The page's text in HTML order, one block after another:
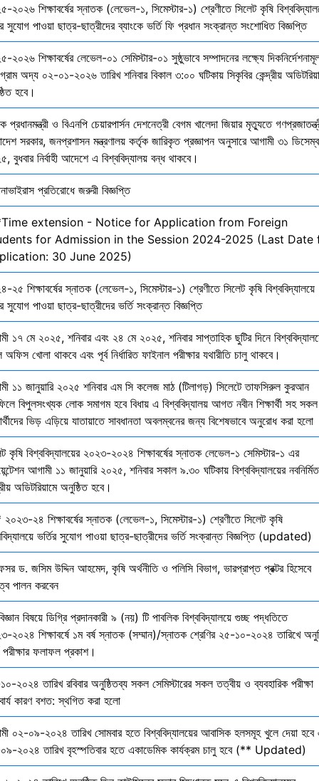
২০২৬ শিক্ষাবর্ষের স্নাতক (লেভেল-১, সিমেস্টার-১) শ্রেণীতে সিলেট কৃষি
সুযোগ পাওয়া ছাত্র-ছাত্রীদের ব্যাংকে ভর্তি ফি প্রধান সংক্রান্ত সংশোধিত বিজ্ঞপ্তি
২০২৬ শিক্ষাবর্ষের লেভেল-০১ সেমিস্টার-০১ সুষ্ঠুভাবে সম্পাদনের লক্ষ্যে
অদ্য ০২-০১-২০২৬ তারিখ শনিবার বিকাল ৩:০০ ঘটিকায় সিকৃবির কেন্দ্রীয়
হবে।
প্রধানমন্ত্রী ও বিএনপি চেয়ারপার্সন দেশনেত্রী বেগম খালেদা জিয়ার মৃত্যুতে
সরকার, জনপ্রশাসন মন্ত্রণালয় কর্তৃক জারিকৃত প্রজ্ঞাপন অনুসারে আগামী ৩১
বুধবার নির্বাহী আদেশে এ বিশ্ববিদ্যালয় বন্ধ থাকবে।
প্রতিরোধে জরুরী বিজ্ঞপ্তি
extension - Notice for Application from Foreign
for Admission in the Session 2024-2025 (Last Date
30 June 2025)
২৫ শিক্ষাবর্ষের স্নাতক (লেভেল-১, সিমেস্টার-১) শ্রেণীতে সিলেট কৃষি বিশ্ববিদ্যালয়ে
সুযোগ পাওয়া ছাত্র-ছাত্রীদের ভর্তি সংক্রান্ত বিজ্ঞপ্তি
১৭ মে ২০২৫, শনিবার এবং ২৪ মে ২০২৫, শনিবার সাপ্তাহিক ছুটির দিনে
খোলা থাকবে এবং পূর্ব নির্ধারিত ফাইনাল পরীক্ষার যথারীতি চালু থাকবে।
১১ জানুয়ারি ২০২৫ শনিবার এম সি কলেজ মাঠ (টিলাগড়) সিলেটে তাফসিরুল কুরআন
বিপুলসংখ্যক লোক সমাগম হবে বিধায় এ বিশ্ববিদ্যালয় আগত নবীন শিক্ষার্থী সহ সকল
ভিড় এড়িয়ে যাতায়াতে সাবধানতা অবলম্বনের জন্য বিশেষভাবে অনুরোধ করা হলো
কৃষি বিশ্ববিদ্যালয়ের ২০২৩-২০২৪ শিক্ষাবর্ষের স্নাতক লেভেল-১ সেমিস্টার-১ এর
আগামী ১১ জানুয়ারি ২০২৫, শনিবার সকাল ৯.৩০ ঘটিকায় বিশ্ববিদ্যালয়ের নবনির্মিত
অডিটরিয়ামে অনুষ্ঠিত হবে।
২৪ শিক্ষাবর্ষের স্নাতক (লেভেল-১, সিমেস্টার-১) শ্রেণীতে সিলেট কৃষি
ভর্তির সুযোগ পাওয়া ছাত্র-ছাত্রীদের ভর্তি সংক্রান্ত বিজ্ঞপ্তি (updated)
ড. জসিম উদ্দিন আহমেদ, কৃষি অর্থনীতি ও পলিসি বিভাগ, ভারপ্রাপ্ত প্রক্টর হিসেবে
পালন করবেন
বিষয়ে ডিগ্রি প্রদানকারী ৯ (নয়) টি পাবলিক বিশ্ববিদ্যালয়ে গুচ্ছ পদ্ধতিতে
২০২৪ শিক্ষাবর্ষে ১ম বর্ষ স্নাতক (সম্মান)/স্নাতক শ্রেণির ২৫-১০-২০২৪ তারিখে
পরীক্ষার ফলাফল প্রকাশ।
২০২৪ তারিখ রবিবার অনুষ্ঠিতব্য সকল সেমিস্টারের সকল তত্বীয় ও ব্যবহারিক পরীক্ষা
কারণ বশত: স্থগিত করা হলো
০২-০৯-২০২৪ তারিখ সোমবার হতে বিশ্ববিদ্যালয়ের আবাসিক হলসমূহ খুলে দেয়া হবে
২০২৪ তারিখ বৃহস্পতিবার হতে একাডেমিক কার্যক্রম চালু হবে (** Updated)